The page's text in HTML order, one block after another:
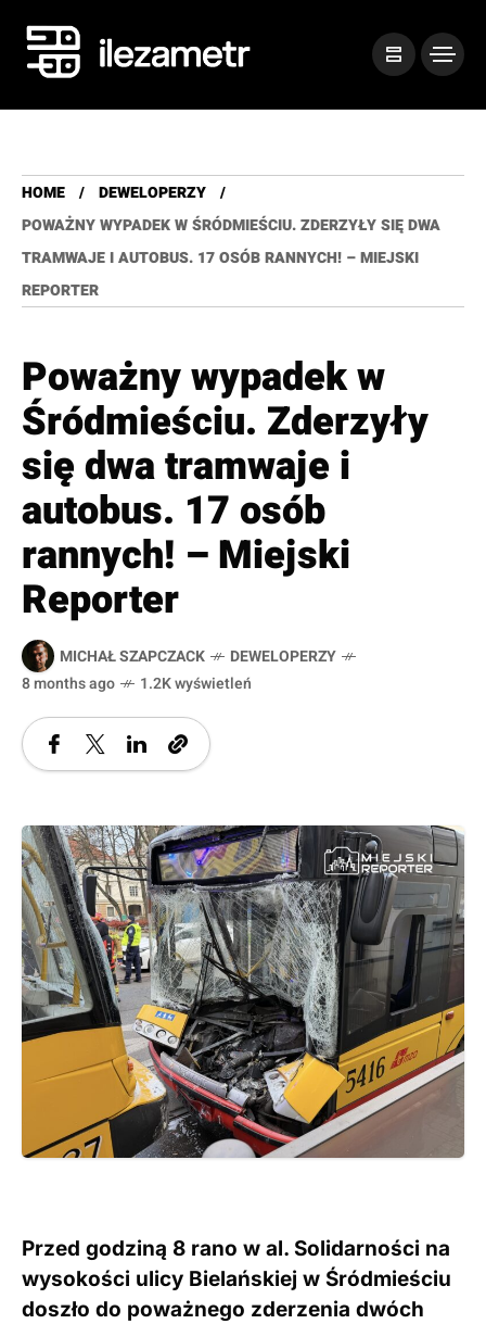
HOME
DEWELOPERZY
POWAŻNY WYPADEK W ŚRÓDMIEŚCIU. ZDERZYŁY SIĘ DWA
TRAMWAJE I AUTOBUS. 17 OSÓB RANNYCH! – MIEJSKI
REPORTER
Poważny wypadek w
Śródmieściu. Zderzyły
się dwa tramwaje i
autobus. 17 osób
rannych! – Miejski
Reporter
MICHAŁ SZAPCZACK
DEWELOPERZY
8 months ago
1.2K wyświetleń
Przed godziną 8 rano w al. Solidarności na
wysokości ulicy Bielańskiej w Śródmieściu
doszło do poważnego zderzenia dwóch